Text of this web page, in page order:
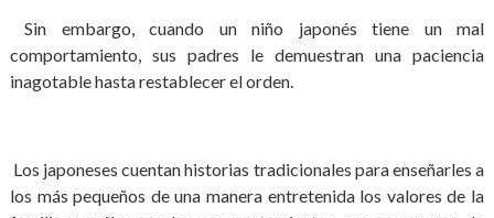
Sin embargo, cuando un niño japonés tiene un mal
comportamiento, sus padres le demuestran una paciencia
inagotable hasta restablecer el orden.
Los japoneses cuentan historias tradicionales para enseñarles a
los más pequeños de una manera entretenida los valores de la